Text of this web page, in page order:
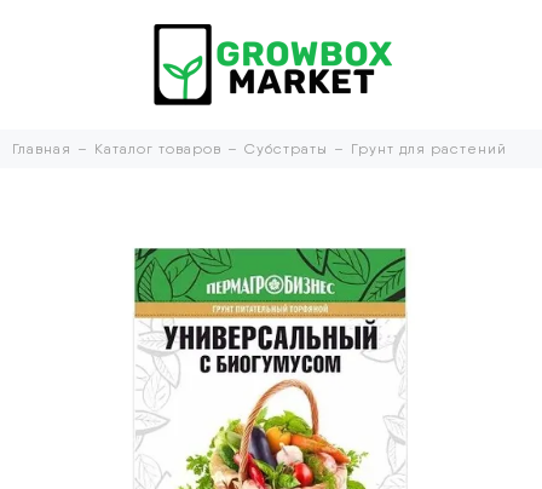
Главная Каталог товаров Субстраты Грунт для растений